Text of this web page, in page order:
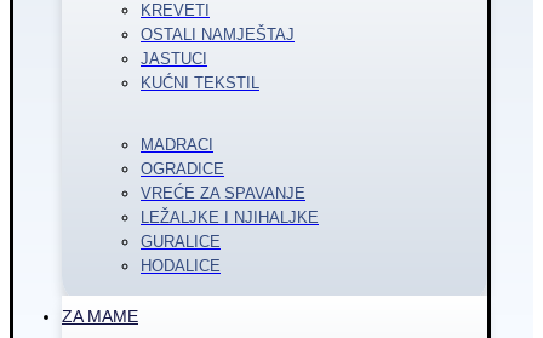
KREVETI
OSTALI NAMJEŠTAJ
JASTUCI
KUĆNI TEKSTIL
MADRACI
OGRADICE
VREĆE ZA SPAVANJE
LEŽALJKE I NJIHALJKE
GURALICE
HODALICE
ZA MAME